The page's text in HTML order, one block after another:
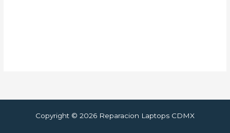
Copyright © 2026 Reparacion Laptops CDMX